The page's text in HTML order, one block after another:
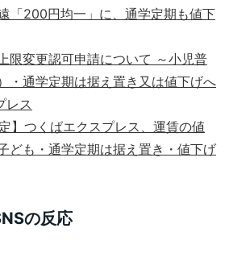
「200円均一」に、通学定期も値下
限変更認可申請について ～小児普
・通学定期は据え置き又は値下げへ
レス
】つくばエクスプレス、運賃の値
ども・通学定期は据え置き・値下げ
の反応